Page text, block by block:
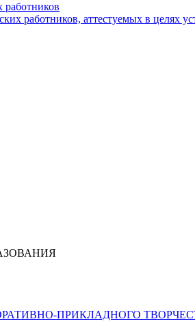
работников
работников, аттестуемых в
ПРИКЛАДНОГО